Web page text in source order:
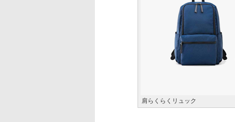
肩らくらくリュック